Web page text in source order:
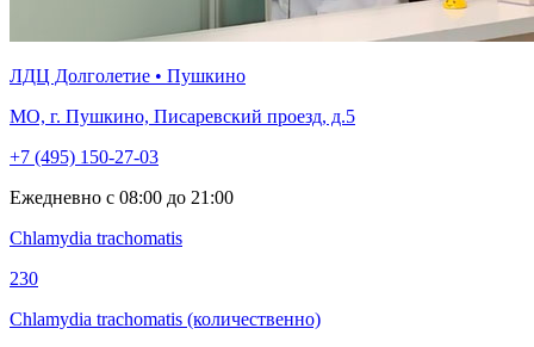
ЛДЦ Долголетие • Пушкино
МО, г. Пушкино, Писаревский проезд, д.5
+7 (495) 150-27-03
Ежедневно с 08:00 до 21:00
Chlamydia trachomatis
230
Chlamydia trachomatis (количественно)